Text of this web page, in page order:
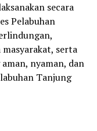
secara
Pelabuhan
serta
nyaman, dan
Tanjung